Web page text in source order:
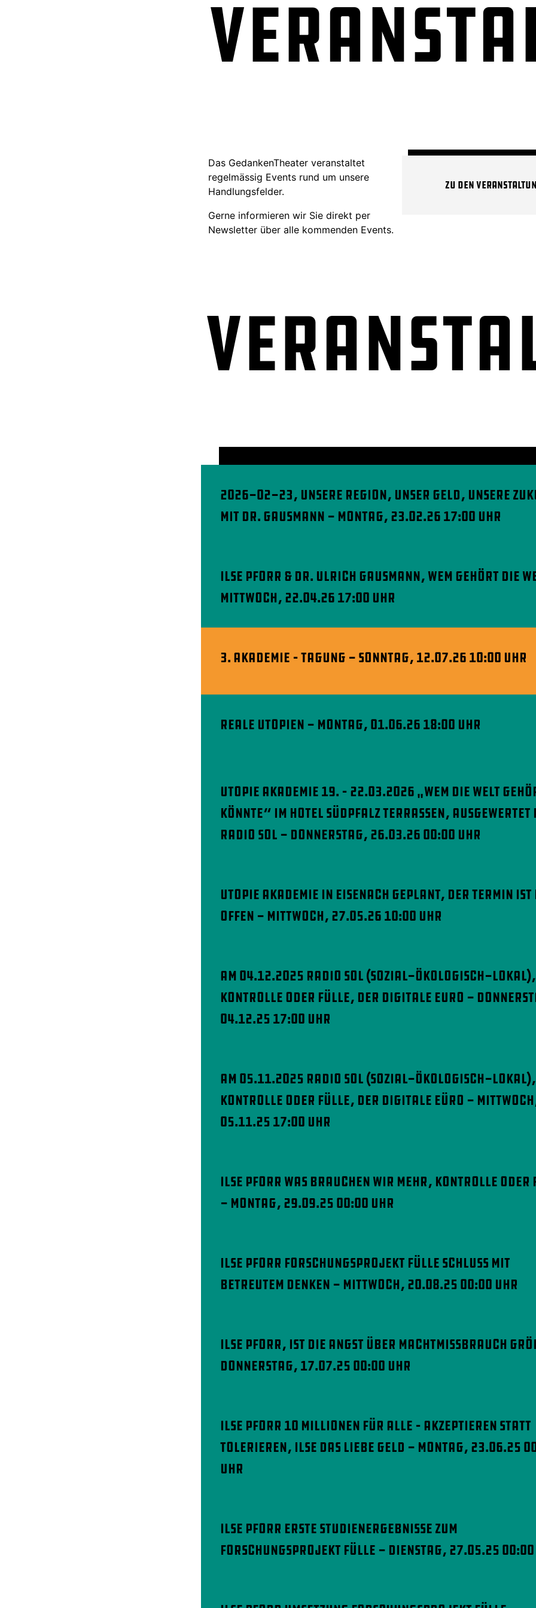
Das GedankenTheater veranstaltet
regelmässig Events rund um unsere
Handlungsfelder.
Gerne informieren wir Sie direkt per
Newsletter über alle kommenden Events.
Zu den
2026-02-23, unsere Region, unser Geld, unsere
mit Dr. Gausmann - Montag, 23.02.26 17:00 Uhr
Ilse Pforr & Dr. Ulrich Gausmann, Wem gehört die
Mittwoch, 22.04.26 17:00 Uhr
3. AKADEMIE – TAGUNG - Sonntag, 12.07.26 10:00 Uhr
Reale Utopien - Montag, 01.06.26 18:00 Uhr
Utopie Akademie 19. – 22.03.2026 „Wem die Welt
könnte“ im Hotel Südpfalz Terrassen, ausgewertet
Radio SOL - Donnerstag, 26.03.26 00:00 Uhr
Utopie Akademie in Eisenach geplant, der Termin ist
offen - Mittwoch, 27.05.26 10:00 Uhr
Am 04.12.2025 Radio SOL (sozial-ökologisch-lokal),
Kontrolle oder Fülle, der digitale Euro -
04.12.25 17:00 Uhr
am 05.11.2025 Radio SOL (sozial-ökologisch-lokal),
Kontrolle oder Fülle, der digitale Eüro -
05.11.25 17:00 Uhr
Ilse Pforr Was brauchen wir mehr, Kontrolle oder
- Montag, 29.09.25 00:00 Uhr
Ilse Pforr Forschungsprojekt Fülle Schluss mit
betreutem Denken - Mittwoch, 20.08.25 00:00 Uhr
Ilse Pforr, ist die Angst über Machtmissbrauch
Donnerstag, 17.07.25 00:00 Uhr
Ilse Pforr 10 Millionen für Alle – Akzeptieren statt
Tolerieren, Ilse das Liebe Geld - Montag, 23.06.25
Uhr
Ilse Pforr Erste Studienergebnisse zum
Forschungsprojekt Fülle - Dienstag, 27.05.25